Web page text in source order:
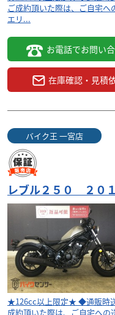
ご成約頂いた際は、ご自宅
エリ...
お電話でお問い
在庫確認・見積
バイク王 一宮店
レブル２５０ ２０
★126cc以上限定★ ◆通販時
成約頂いた際は、ご自宅へ